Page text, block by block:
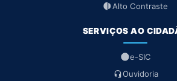
Alto Contraste
SERVIÇOS AO
e-SIC
Ouvidoria